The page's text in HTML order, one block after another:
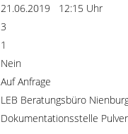
21.06.2019 12:15 Uhr
3
1
Nein
Auf Anfrage
LEB Beratungsbüro
Dokumentationsstelle